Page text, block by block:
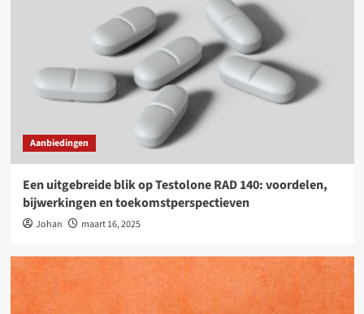
Aanbiedingen
Een uitgebreide blik op Testolone RAD 140: voordelen,
bijwerkingen en toekomstperspectieven
Johan maart 16, 2025